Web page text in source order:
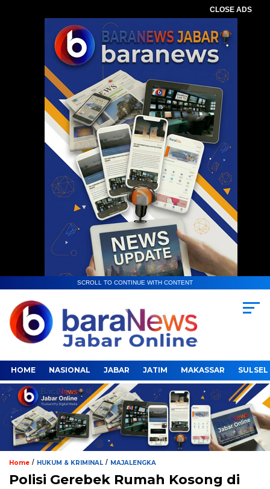
CLOSE ADS
SCROLL TO CONTINUE WITH CONTENT
HOME NASIONAL JABAR JATIM MAKASSAR SULSEL
Home / HUKUM & KRIMINAL / MAJALENGKA
Polisi Gerebek Rumah Kosong di